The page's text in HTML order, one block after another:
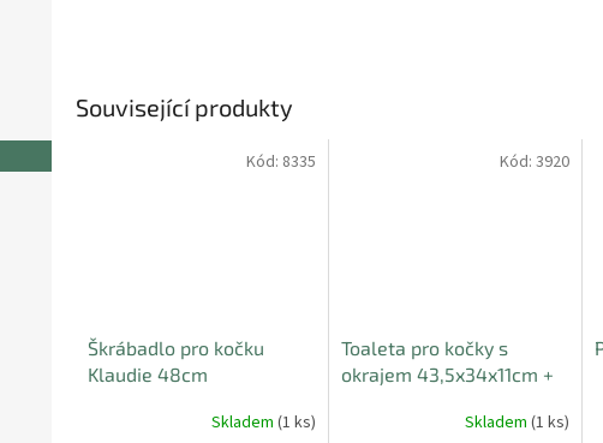
Související produkty
Škrábadlo pro kočku
Klaudie 48cm
Skladem (1 ks)
Kód: 8335
Toaleta pro kočky s
okrajem 43,5x34x11cm +
Skladem (1 ks)
Kód: 3920